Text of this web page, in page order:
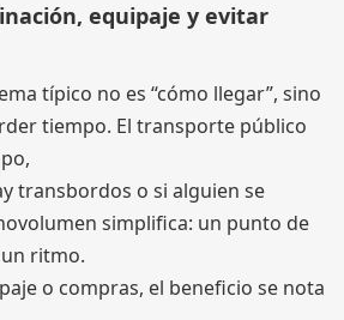
equipaje y evitar
típico no es “cómo llegar”, sino
tiempo. El transporte público
transbordos o si alguien se
simplifica: un punto de
ritmo.
o compras, el beneficio se nota